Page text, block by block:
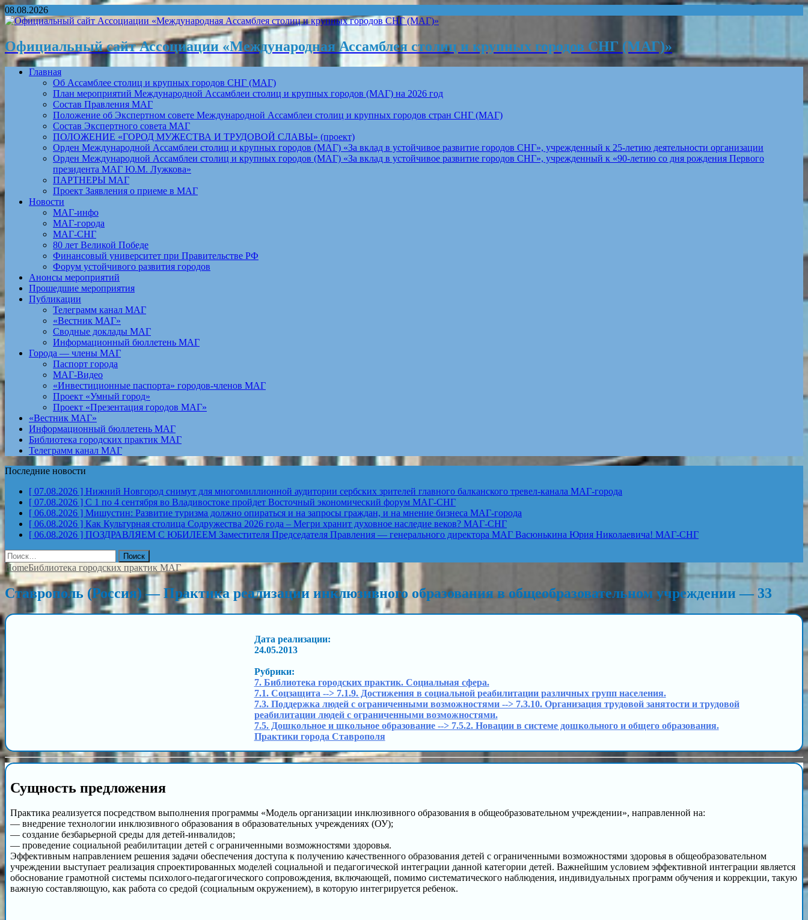
08.08.2026
Официальный сайт Ассоциации «Международная Ассамблея столиц и крупных городов СНГ (МАГ)»
Главная
Об Ассамблее столиц и крупных городов СНГ (МАГ)
План мероприятий Международной Ассамблеи столиц и крупных городов (МАГ) на 2026 год
Состав Правления МАГ
Положение об Экспертном совете Международной Ассамблеи столиц и крупных городов стран СНГ (МАГ)
Состав Экспертного совета МАГ
ПОЛОЖЕНИЕ «ГОРОД МУЖЕСТВА И ТРУДОВОЙ СЛАВЫ» (проект)
Орден Международной Ассамблеи столиц и крупных городов (МАГ) «За вклад в устойчивое развитие городов СНГ», учрежденный к 25-летию деятельности организации
Орден Международной Ассамблеи столиц и крупных городов (МАГ) «За вклад в устойчивое развитие городов СНГ», учрежденный к «90-летию со дня рождения Первого
президента МАГ Ю.М. Лужкова»
ПАРТНЕРЫ МАГ
Проект Заявления о приеме в МАГ
Новости
МАГ-инфо
МАГ-города
МАГ-СНГ
80 лет Великой Победе
Финансовый университет при Правительстве РФ
Форум устойчивого развития городов
Анонсы мероприятий
Прошедшие мероприятия
Публикации
Телеграмм канал МАГ
«Вестник МАГ»
Сводные доклады МАГ
Информационный бюллетень МАГ
Города — члены МАГ
Паспорт города
МАГ-Видео
«Инвестиционные паспорта» городов-членов МАГ
Проект «Умный город»
Проект «Презентация городов МАГ»
«Вестник МАГ»
Информационный бюллетень МАГ
Библиотека городских практик МАГ
Телеграмм канал МАГ
Последние новости
[ 07.08.2026 ] Нижний Новгород снимут для многомиллионной аудитории сербских зрителей главного балканского тревел-канала МАГ-города
[ 07.08.2026 ] С 1 по 4 сентября во Владивостоке пройдет Восточный экономический форум МАГ-СНГ
[ 06.08.2026 ] Мишустин: Развитие туризма должно опираться и на запросы граждан, и на мнение бизнеса МАГ-города
[ 06.08.2026 ] Как Культурная столица Содружества 2026 года – Мегри хранит духовное наследие веков? МАГ-СНГ
[ 06.08.2026 ] ПОЗДРАВЛЯЕМ С ЮБИЛЕЕМ Заместителя Председателя Правления — генерального директора МАГ Васюнькина Юрия Николаевича! МАГ-СНГ
Найти:
HomeБиблиотека городских практик МАГ
Ставрополь (Россия) — Практика реализации инклюзивного образования в общеобразовательном учреждении — 33
Дата реализации:
24.05.2013
Рубрики:
7. Библиотека городских практик. Социальная сфера.
7.1. Соцзащита --> 7.1.9. Достижения в социальной реабилитации различных групп населения.
7.3. Поддержка людей с ограниченными возможностями --> 7.3.10. Организация трудовой занятости и трудовой
реабилитации людей с ограниченными возможностями.
7.5. Дошкольное и школьное образование --> 7.5.2. Новации в системе дошкольного и общего образования.
Практики города Ставрополя
Сущность предложения
Практика реализуется посредством выполнения программы «Модель организации инклюзивного образования в общеобразовательном учреждении», направленной на:
— внедрение технологии инклюзивного образования в образовательных учреждениях (ОУ);
— создание безбарьерной среды для детей-инвалидов;
— проведение социальной реабилитации детей с ограниченными возможностями здоровья.
Эффективным направлением решения задачи обеспечения доступа к получению качественного образования детей с ограниченными возможностями здоровья в общеобразовательном
учреждении выступает реализация спроектированных моделей социальной и педагогической интеграции данной категории детей. Важнейшим условием эффективной интеграции является
обоснование грамотной системы психолого-педагогического сопровождения, включающей, помимо систематического наблюдения, индивидуальных программ обучения и коррекции, такую
важную составляющую, как работа со средой (социальным окружением), в которую интегрируется ребенок.